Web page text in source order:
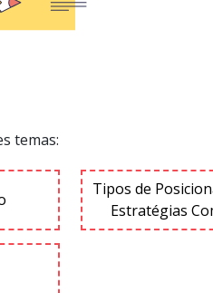
temas:
Tipos de
Estratégias